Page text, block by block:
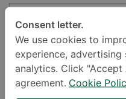
တည်နေရာ*
မေးလိုသောမေးခွန်း*
Consent letter.
We use cookies to
experience, advertising
analytics. Click
agreement. Cookie